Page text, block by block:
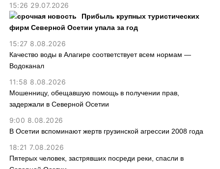
15:26 29.07.2026
Прибыль крупных туристических
фирм Северной Осетии упала за год
15:27 8.08.2026
Качество воды в Алагире соответствует всем нормам —
Водоканал
11:58 8.08.2026
Мошенницу, обещавшую помощь в получении прав,
задержали в Северной Осетии
9:00 8.08.2026
В Осетии вспоминают жертв грузинской агрессии 2008 года
18:21 7.08.2026
Пятерых человек, застрявших посреди реки, спасли в